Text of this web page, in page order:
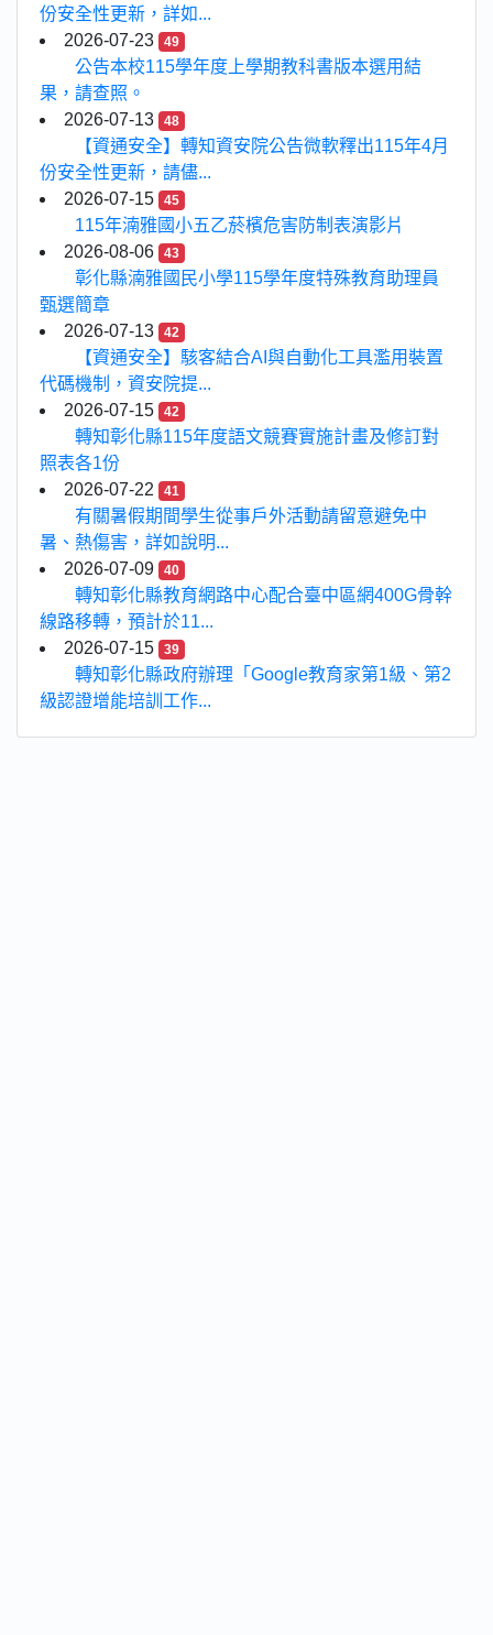
份安全性更新，詳如...
2026-07-23
49
公告本校115學年度上學期教科書版本選用結
果，請查照。
2026-07-13
48
【資通安全】轉知資安院公告微軟釋出115年4月
份安全性更新，請儘...
2026-07-15
45
115年湳雅國小五乙菸檳危害防制表演影片
2026-08-06
43
彰化縣湳雅國民小學115學年度特殊教育助理員
甄選簡章
2026-07-13
42
【資通安全】駭客結合AI與自動化工具濫用裝置
代碼機制，資安院提...
2026-07-15
42
轉知彰化縣115年度語文競賽實施計畫及修訂對
照表各1份
2026-07-22
41
有關暑假期間學生從事戶外活動請留意避免中
暑、熱傷害，詳如說明...
2026-07-09
40
轉知彰化縣教育網路中心配合臺中區網400G骨幹
線路移轉，預計於11...
2026-07-15
39
轉知彰化縣政府辦理「Google教育家第1級、第2
級認證增能培訓工作...